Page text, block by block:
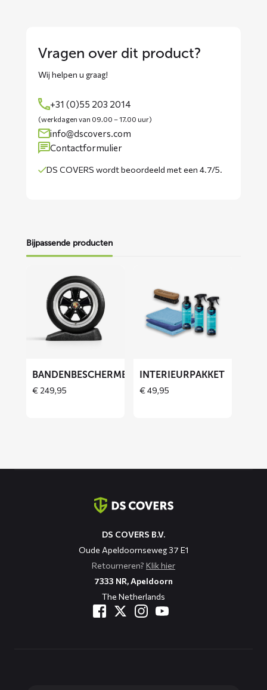
Vragen over dit product?
Wij helpen u graag!
+31 (0)55 203 2014
(werkdagen van 09.00 – 17.00 uur)
info@dscovers.com
Contactformulier
DS COVERS wordtbeoordeeld met een 4.7/5.
Bijpassende producten
Bandenbeschermers
BANDENBESCHERMERS
€ 249,95
Interieurpakket
INTERIEURPAKKET
€49,95
DS COVERS B.V.
Oude Apeldoornseweg 37 E1
Retourneren? Klik hier
7333 NR, Apeldoorn
The Netherlands